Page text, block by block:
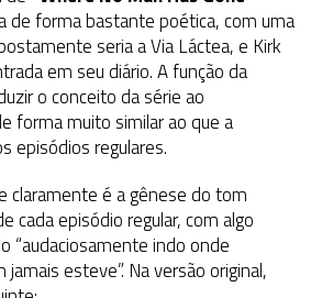
de forma bastante poética, com uma
seria a Via Láctea, e Kirk
em seu diário. A função da
o conceito da série ao
forma muito similar ao que a
episódios regulares.
claramente é a gênese do tom
cada episódio regular, com algo
“audaciosamente indo onde
esteve”. Na versão original,